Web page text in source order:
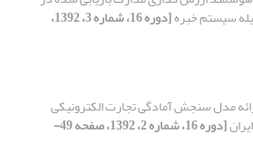
سیستم خبره [دوره 16، شماره 3، 1392،
مدل سنجش آمادگی تجارت الکترونیکی
[دوره 16، شماره 2، 1392، صفحه 49-